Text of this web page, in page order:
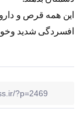
این همه قرص و
افسردگی شدید